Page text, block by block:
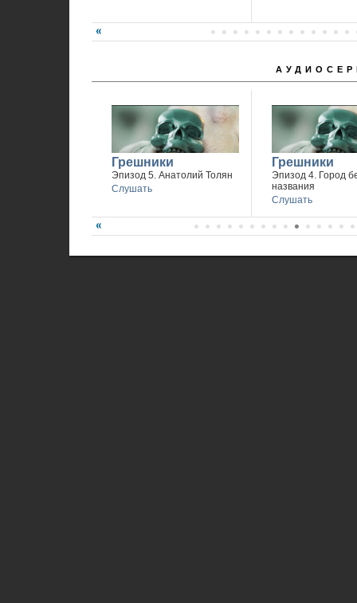
Грешники
Эпизод 5. Анатолий Толян
Слушать
Грешники
Эпизод 4. Город
названия
Слушать